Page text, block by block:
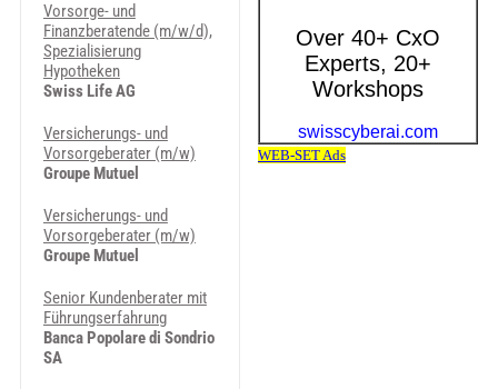
Vorsorge- und
Finanzberatende (m/w/d),
Spezialisierung
Hypotheken
Swiss Life AG
Versicherungs- und
Vorsorgeberater (m/w)
Groupe Mutuel
Versicherungs- und
Vorsorgeberater (m/w)
Groupe Mutuel
Senior Kundenberater mit
Führungserfahrung
Banca Popolare di Sondrio
SA